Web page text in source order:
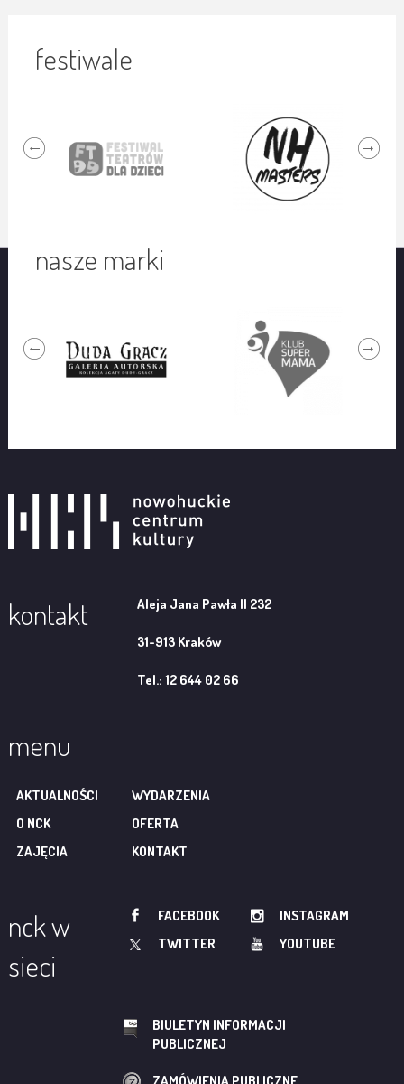
festiwale
nasze marki
kontakt Aleja Jana Pawła II 232
31-913 Kraków
Tel.: 12 644 02 66
menu
AKTUALNOŚCI
WYDARZENIA
O NCK
OFERTA
ZAJĘCIA
KONTAKT
nck w
sieci
FACEBOOK
INSTAGRAM
TWITTER
YOUTUBE
BIULETYN INFORMACJI
PUBLICZNEJ